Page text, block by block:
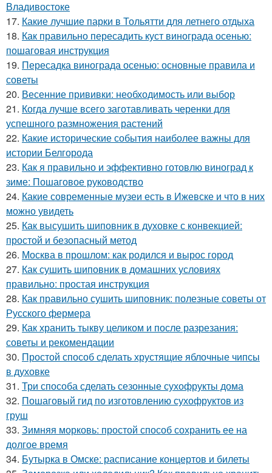
Владивостоке
17. Какие лучшие парки в Тольятти для летнего отдыха
18. Как правильно пересадить куст винограда осенью:
пошаговая инструкция
19. Пересадка винограда осенью: основные правила и
советы
20. Весенние прививки: необходимость или выбор
21. Когда лучше всего заготавливать черенки для
успешного размножения растений
22. Какие исторические события наиболее важны для
истории Белгорода
23. Как я правильно и эффективно готовлю виноград к
зиме: Пошаговое руководство
24. Какие современные музеи есть в Ижевске и что в них
можно увидеть
25. Как высушить шиповник в духовке с конвекцией:
простой и безопасный метод
26. Москва в прошлом: как родился и вырос город
27. Как сушить шиповник в домашних условиях
правильно: простая инструкция
28. Как правильно сушить шиповник: полезные советы от
Русского фермера
29. Как хранить тыкву целиком и после разрезания:
советы и рекомендации
30. Простой способ сделать хрустящие яблочные чипсы
в духовке
31. Три способа сделать сезонные сухофрукты дома
32. Пошаговый гид по изготовлению сухофруктов из
груш
33. Зимняя морковь: простой способ сохранить ее на
долгое время
34. Бутырка в Омске: расписание концертов и билеты